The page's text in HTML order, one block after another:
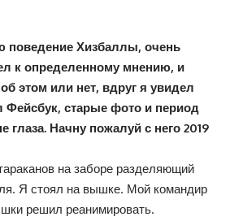
поведение Хизбаллы, очень
к определенному мнению, и
этом или нет, вдруг я увидел
старые фото и период
глаза. Начну пожалуй с него 2019
на заборе разделяющий
Я стоял на вышке. Мой командир
решил реанимировать.